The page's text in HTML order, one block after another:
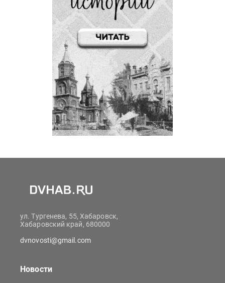
ул. Тургенева, 55, Хабаровск,
Хабаровский край, 680000
dvnovosti@gmail.com
Новости